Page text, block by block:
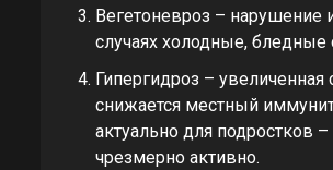
Вегетоневроз – нарушение
случаях холодные,
Гипергидроз –
снижается местный
актуально для подростков
чрезмерно активно.